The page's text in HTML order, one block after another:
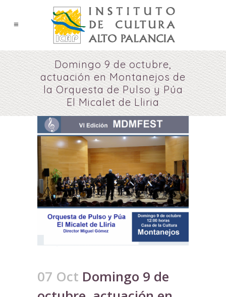
Domingo 9 de octubre,
actuación en Montanejos de
la Orquesta de Pulso y Púa
El Micalet de Lliria
07 Oct Domingo 9 de